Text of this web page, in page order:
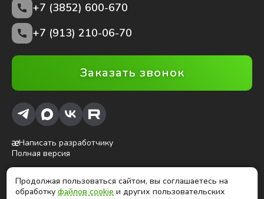
+7 (3852) 600-670
+7 (913) 210-06-70
Заказать звонок
Написать разработчику
Полная версия
ⓒ Глобалтек, 2026
Продолжая пользоваться сайтом, вы соглашаетесь на
обработкуфайлов cookie и других пользовательских